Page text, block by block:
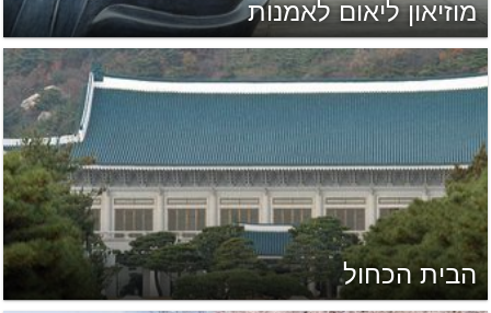
מוזיאון ליאום לאמנות
הבית הכחול